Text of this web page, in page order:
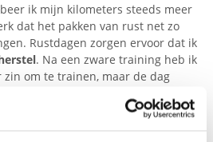
ik mijn kilometers steeds meer
dat het pakken van rust net zo
Rustdagen zorgen ervoor dat ik
. Na een zware training heb ik
om te trainen, maar de dag